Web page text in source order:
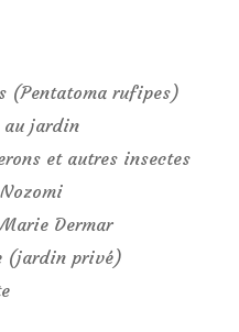
(Pentatoma rufipes)
au jardin
et autres insectes
Dermar
(jardin privé)